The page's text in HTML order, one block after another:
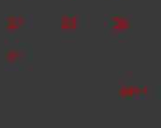
24 25 26
31
jun »